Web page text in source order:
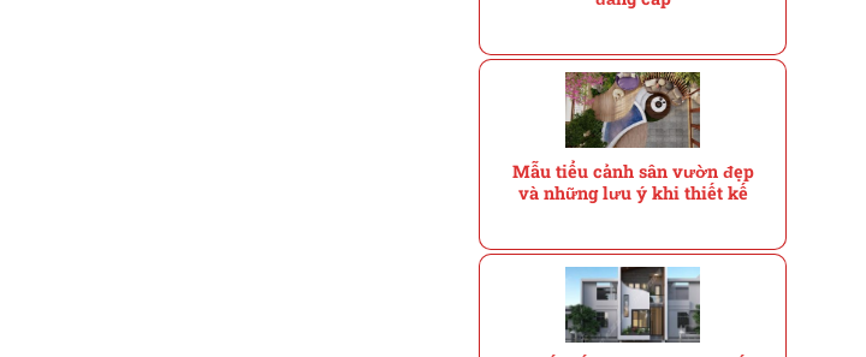
Mẫu tiểu cảnh sân vườn đẹp
và những lưu ý khi thiết kế